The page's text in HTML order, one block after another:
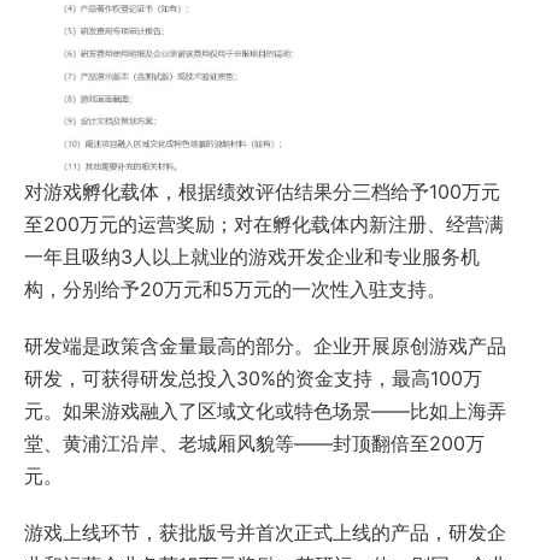
对游戏孵化载体，根据绩效评估结果分三档给予100万元
至200万元的运营奖励；对在孵化载体内新注册、经营满
一年且吸纳3人以上就业的游戏开发企业和专业服务机
构，分别给予20万元和5万元的一次性入驻支持。
研发端是政策含金量最高的部分。企业开展原创游戏产品
研发，可获得研发总投入30%的资金支持，最高100万
元。如果游戏融入了区域文化或特色场景——比如上海弄
堂、黄浦江沿岸、老城厢风貌等——封顶翻倍至200万
元。
游戏上线环节，获批版号并首次正式上线的产品，研发企